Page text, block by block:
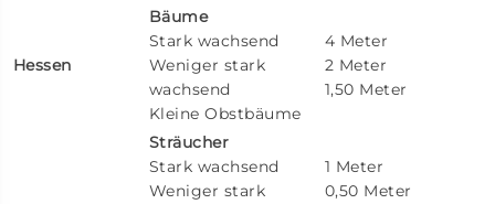
Hessen
Bäume
Stark wachsend
Weniger stark
wachsend
Kleine Obstbäume
4 Meter
2 Meter
1,50 Meter
Sträucher
Stark wachsend
Weniger stark
1 Meter
0,50 Meter